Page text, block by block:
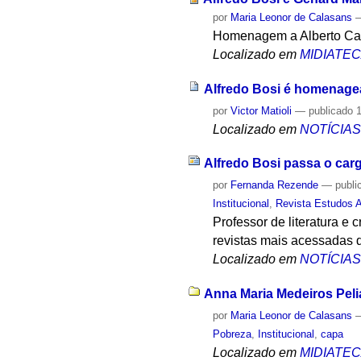
por Maria Leonor de Calasans
Homenagem a Alberto
Localizado em
Alfredo Bosi é
porVictor Matioli — publicado
Localizado em NOTÍCIAS
Alfredo Bosi passa o
por Fernanda Rezende —
Institucional , Revista Estudos
Professor de literatura e
revistas mais acessadas
Localizado em NOTÍCIAS
Anna Maria Medeiros
por Maria Leonor de Calasans
Pobreza, Institucional ,capa
Localizado em